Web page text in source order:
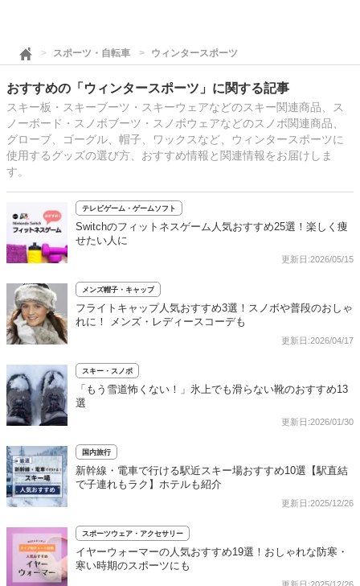
スポーツ・自転車 ウィンタースポーツ
おすすめの「ウィンタースポーツ」に関する記事
スキー板・スキーブーツ・スキーウェアなどのスキー関連商品、ス
ノーボード・スノボブーツ・スノボウェアなどのスノボ関連商品、
グローブ、ゴーグル、帽子、ワックスなど、ウィンタースポーツに
使用するグッズの選び方、おすすめ情報と関連情報をお届けしま
す。
テレビゲーム・ゲームソフト
Switchのフィットネスゲーム人気おすすめ25選！楽しく痩
せたい人に
更新日:2026/05/15
メンズ帽子・キャップ
フライトキャップ人気おすすめ3選！スノボや普段のおしゃ
れに！ メンズ・レディースコーデも
更新日:2026/04/17
スキー・スノボ
「もう雪道怖くない！」氷上でも滑らない靴のおすすめ13
選
更新日:2026/01/30
国内旅行
新幹線・電車で行ける駅近スキー場おすすめ10選【駅直結
で子連れもラク】ホテルも紹介
更新日:2025/12/26
スポーツウェア・アクセサリー
イヤーウォーマーの人気おすすめ19選！おしゃれな防寒・
寒い時期のスポーツにも